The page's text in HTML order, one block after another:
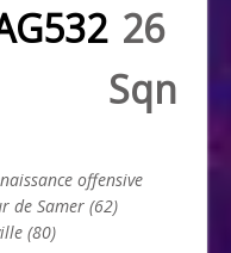
26
Sqn
offensive
de Samer (62)
(80)